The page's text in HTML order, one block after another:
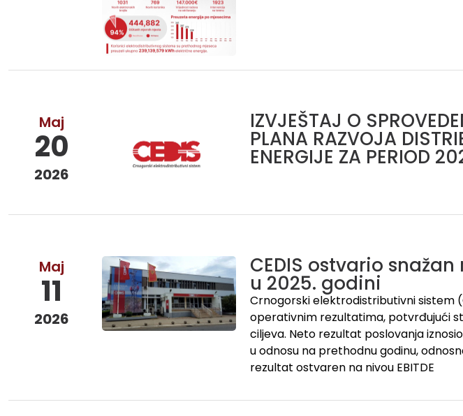
Maj
20
2026
IZVJEŠTAJ O
PLANA RAZVOJA
ENERGIJE ZA PERIOD
Maj
11
2026
CEDIS ostvario
u 2025. godini
Crnogorski elektrodistributivni sistem
operativnim rezultatima, potvrđujući
ciljeva. Neto rezultat poslovanja
u odnosu na prethodnu godinu,
rezultat ostvaren na nivou EBITDE